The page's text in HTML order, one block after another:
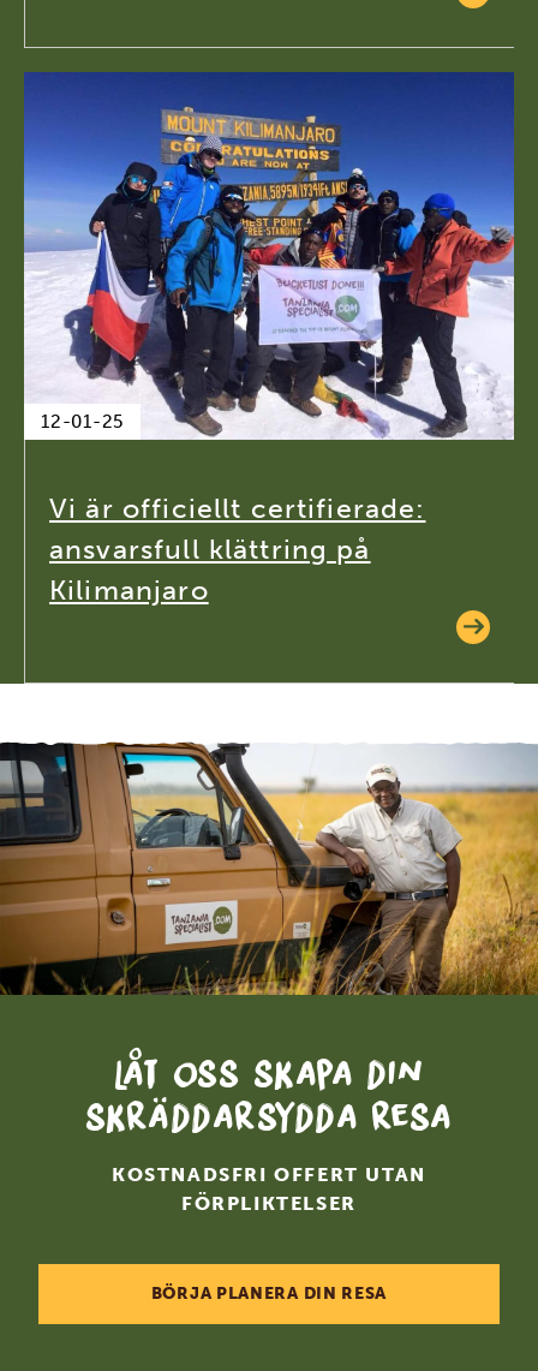
12-01-25
Vi är officiellt certifierade:
ansvarsfull klättring på
Kilimanjaro
Låt oss skapa din
skräddarsydda resa
KOSTNADSFRI OFFERT UTAN
FÖRPLIKTELSER
BÖRJA PLANERA DIN RESA